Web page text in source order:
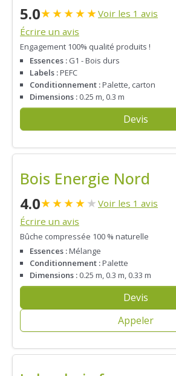
5.0★★★★★Voir les 1 avis
Écrire un avis
Engagement 100% qualité produits !
Essences : G1 - Bois durs
Labels :PEFC
Conditionnement :Palette, carton
Dimensions : 0.25 m, 0.3 m
Devis
Bois Energie Nord
4.0★★★★★ Voir les 1 avis
Écrire un avis
Bûche compressée 100 % naturelle
Essences :Mélange
Conditionnement :Palette
Dimensions : 0.25 m, 0.3 m, 0.33 m
Devis
Appeler